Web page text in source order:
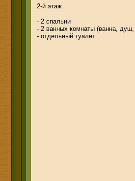
2-й этаж
- 2 спальни
- 2 ванных комнаты (ванна,
- отдельный туалет